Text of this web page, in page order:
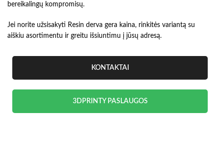
bereikalingų kompromisų.
Jei norite užsisakyti Resin derva gera kaina, rinkitės variantą su
aiškiu asortimentu ir greitu išsiuntimu į jūsų adresą.
KONTAKTAI
3DPRINTY PASLAUGOS